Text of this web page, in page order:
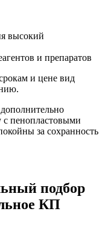
высокий
и препаратов
и цене вид
пенопластовыми
за сохранность
подбор
КП